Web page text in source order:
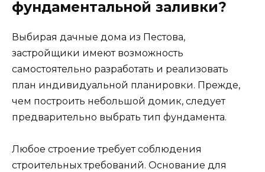
фундаментальной заливки?
Выбирая дачные дома из Пестова,
застройщики имеют возможность
самостоятельно разработать и реализовать
план индивидуальной планировки. Прежде,
чем построить небольшой домик, следует
предварительно выбрать тип фундамента.
Любое строение требует соблюдения
строительных требований. Основание для